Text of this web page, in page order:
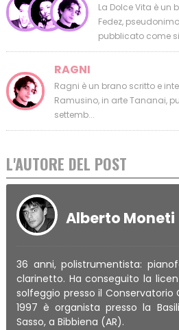
La Dolce Vita è un
Fedez,
pubblicato come
RAGNI
Ragni è un brano scritto e
Ramusino, in arte Tananai,
settemb...
L'AUTORE DEL POST
Alberto Moneti
36 anni, polistrumentista:
clarinetto. Ha conseguito la
solfeggio presso il Conservatorio
1997 è organista presso la
Sasso, a Bibbiena (AR).